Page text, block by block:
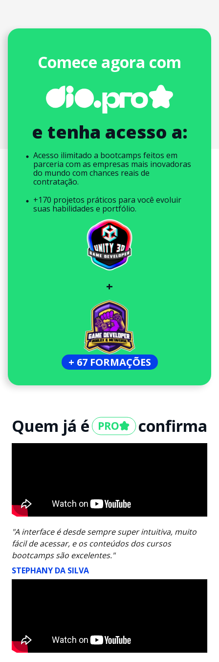
Comece agora com
e tenha acesso a:
Acesso ilimitado a bootcamps feitos em
parceria com as empresas mais inovadoras
do mundo com chances reais de
contratação.
+170 projetos práticos para você evoluir
suas habilidades e portfólio.
+
+ 67 FORMAÇÕES
Quem já é confirma
"A interface é desde sempre super intuitiva, muito
fácil de acessar, e os conteúdos dos cursos
bootcamps são excelentes."
STEPHANY DA SILVA